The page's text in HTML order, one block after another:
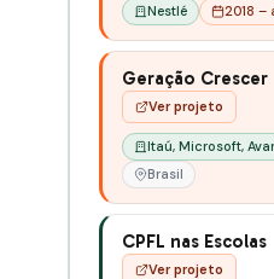
Nestlé 2018 –
Geração Crescer
Ver projeto
Itaú, Microsoft,
Brasil
CPFL nas Escolas
Ver projeto